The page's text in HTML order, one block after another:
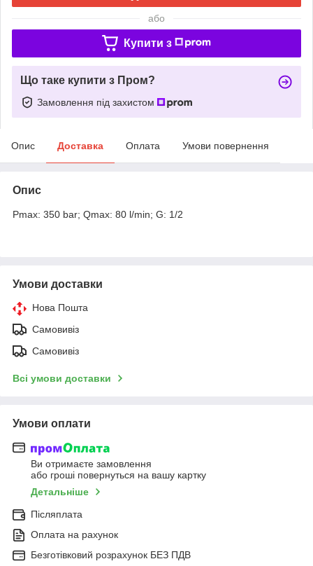
або
Купити з
Що таке купити з Пром?
Замовлення під захистом
Опис Доставка Оплата Умови повернення
Опис
Pmax: 350 bar; Qmax: 80 l/min; G: 1/2
Умови доставки
Нова Пошта
Самовивіз
Самовивіз
Всі умови доставки
Умови оплати
Ви отримаєте замовлення
або гроші повернуться на вашу картку
Детальніше
Післяплата
Оплата на рахунок
Безготівковий розрахунок БЕЗ ПДВ